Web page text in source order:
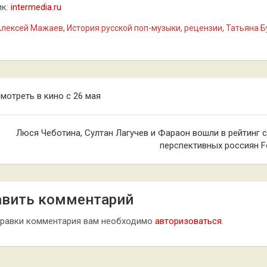
intermedia.ru
Мажаев, История русской поп-музыки, рецензии, Татьяна
в кино с 26 мая
Люся Чеботина, Султан Лагучев и Фараон вошли в рейтинг
перспективных россиян
комментарий
комментария вам необходимо авторизоваться.